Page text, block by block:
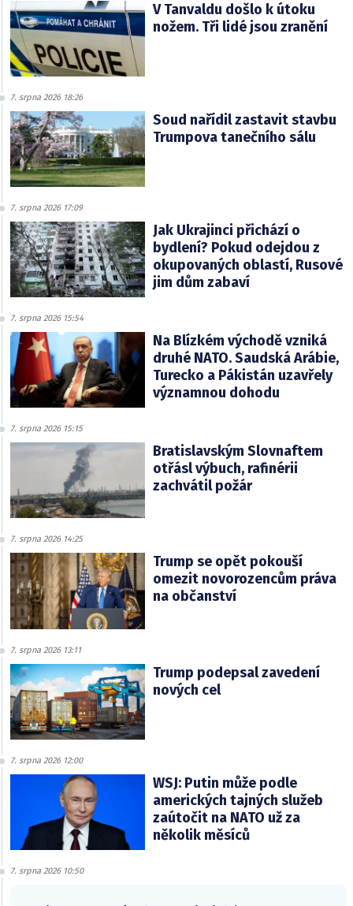
V Tanvaldu došlo k útoku
nožem. Tři lidé jsou zranění
7. srpna 2026 18:26
Soud nařídil zastavit stavbu
Trumpova tanečního sálu
7. srpna 2026 17:09
Jak Ukrajinci přichází o
bydlení? Pokud odejdou z
okupovaných oblastí, Rusové
jim dům zabaví
7. srpna 2026 15:54
Na Blízkém východě vzniká
druhé NATO. Saudská Arábie,
Turecko a Pákistán uzavřely
významnou dohodu
7. srpna 2026 15:15
Bratislavským Slovnaftem
otřásl výbuch, rafinérii
zachvátil požár
7. srpna 2026 14:25
Trump se opět pokouší
omezit novorozencům práva
na občanství
7. srpna 2026 13:11
Trump podepsal zavedení
nových cel
7. srpna 2026 12:00
WSJ: Putin může podle
amerických tajných služeb
zaútočit na NATO už za
několik měsíců
7. srpna 2026 10:50